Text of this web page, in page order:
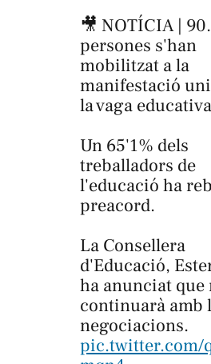
🎥 NOTÍCIA |
persones s'han
mobilitzat a la
manifestació
la vaga
Un 65'1% dels
treballadors de
l'educació ha
preacord.
La Consellera
d'Educació,
ha anunciat que
continuarà amb
negociacions.
pic.twitter.com/